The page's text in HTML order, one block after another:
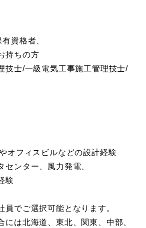
資格者、
持ちの方
技士/一級電気工事施工管理技士/
オフィスビルなどの設計経験
ンター、風力発電、
験
員でご選択可能となります。
は北海道、東北、関東、中部、